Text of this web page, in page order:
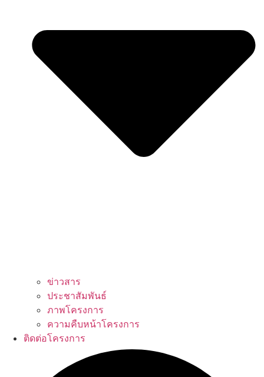
ข่าวสาร
ประชาสัมพันธ์
ภาพโครงการ
ความคืบหน้าโครงการ
ติดต่อโครงการ